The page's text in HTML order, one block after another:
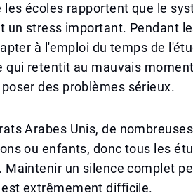
les écoles rapportent que le
un stress important. Pendant
à l'emploi du temps de
qui retentit au mauvais
des problèmes sérieux.
Arabes Unis, de
ou enfants, donc tous les
Maintenir un silence complet
extrêmement difficile.